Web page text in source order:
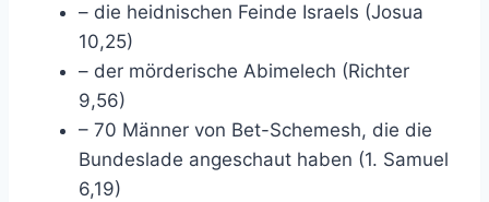
– die heidnischen Feinde Israels (Josua
10,25)
– der mörderische Abimelech (Richter
9,56)
– 70 Männer von Bet-Schemesh, die die
Bundeslade angeschaut haben (1. Samuel
6,19)